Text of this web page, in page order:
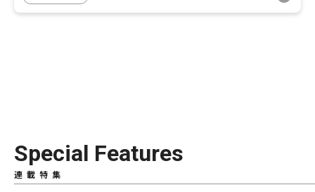
Special Features
連載特集